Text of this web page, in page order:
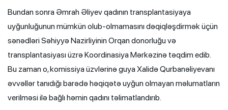
Bundan sonra Əmrah Əliyev qadının transplantasiyaya
uyğunluğunun mümkün olub-olmamasını dəqiqləşdirmək üçün
sənədləri Səhiyyə Nazirliyinin Orqan donorluğu və
transplantasiyası üzrə Koordinasiya Mərkəzinə təqdim edib.
Bu zaman o, komissiya üzvlərinə guya Xalidə Qurbanəliyevanı
əvvəllər tanıdığı barədə həqiqətə uyğun olmayan məlumatların
verilməsi ilə bağlı həmin qadını təlimatlandırıb.